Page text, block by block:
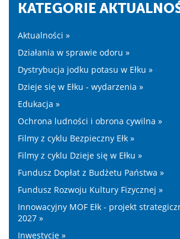
KATEGORIE
Aktualności »
Działania w sprawie odoru »
Dystrybucja jodku potasu w Ełku »
Dzieje się w Ełku - wydarzenia »
Edukacja »
Ochrona ludności i obrona cywilna »
Filmy z cyklu Bezpieczny Ełk »
Filmy z cyklu Dzieje się w Ełku »
Fundusz Dopłat z Budżetu Państwa »
Fundusz Rozwoju Kultury Fizycznej »
Innowacyjny MOF Ełk - projekt
2027 »
Inwestycje »